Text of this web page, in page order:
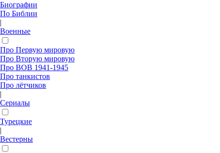
Биографии
По Библии
|
Военные
Про Первую мировую
Про Вторую мировую
Про ВОВ 1941-1945
Про танкистов
Про лётчиков
|
Сериалы
Турецкие
|
Вестерны